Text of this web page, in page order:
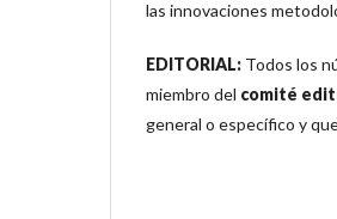
las innovaciones
EDITORIAL: Todos los
miembro del comité
general o específico y